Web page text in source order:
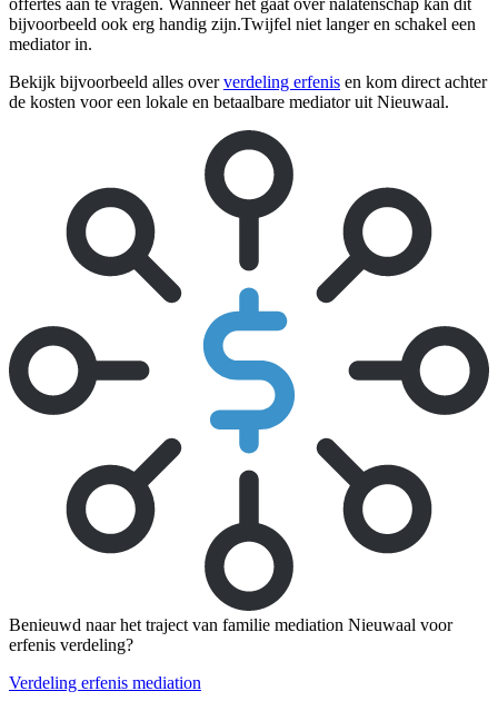
bijvoorbeeld ook erg handig zijn.Twijfel niet langer en schakel een
mediator in.
Bekijk bijvoorbeeld alles oververdeling erfenis en kom direct achter
de kosten voor een lokale en betaalbare mediator uit Nieuwaal.
Benieuwd naar het traject van familie mediation Nieuwaal voor
erfenis verdeling?
Verdeling erfenis mediation